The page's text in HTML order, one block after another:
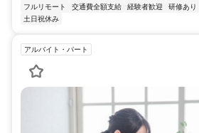
フルリモート
交通費全額支給 経験者歓迎 研修あり
土日祝休み
アルバイト・パート